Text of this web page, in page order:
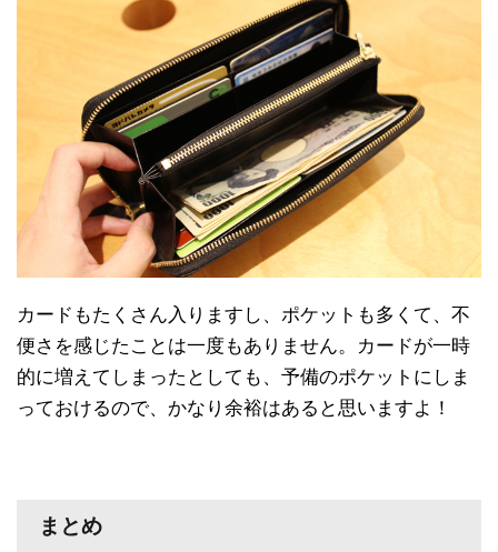
カードもたくさん入りますし、ポケットも多くて、不
便さを感じたことは一度もありません。カードが一時
的に増えてしまったとしても、予備のポケットにしま
っておけるので、かなり余裕はあると思いますよ！
まとめ